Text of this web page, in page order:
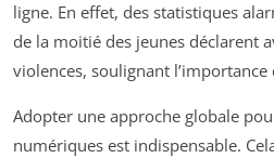
ligne. En effet, des statistiques
de la moitié des jeunes déclarent
violences, soulignant l’importance
Adopter une approche globale
numériques est indispensable.